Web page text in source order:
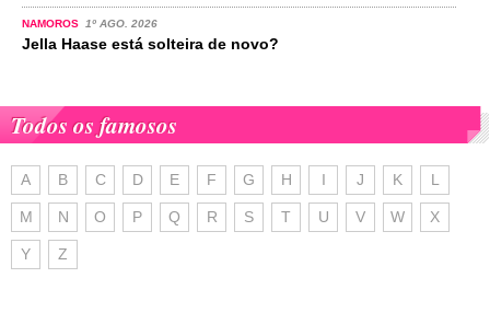
NAMOROS 1º AGO. 2026
Jella Haase está solteira de novo?
Todos os famosos
A B C D E F G H I J K L
M N O P Q R S T U V W X
Y Z